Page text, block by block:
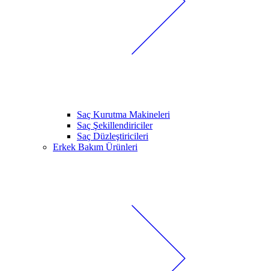
Saç Kurutma Makineleri
Saç Şekillendiriciler
Saç Düzleştiricileri
Erkek Bakım Ürünleri